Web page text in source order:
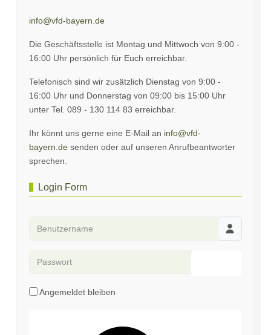
info@vfd-bayern.de
Die Geschäftsstelle ist Montag und Mittwoch von 9:00 -
16:00 Uhr persönlich für Euch erreichbar.
Telefonisch sind wir zusätzlich Dienstag von 9:00 -
16:00 Uhr und Donnerstag von 09:00 bis 15:00 Uhr
unter Tel. 089 - 130 114 83 erreichbar.
Ihr könnt uns gerne eine E-Mail an info@vfd-
bayern.de senden oder auf unseren Anrufbeantworter
sprechen.
Login Form
Angemeldet bleiben